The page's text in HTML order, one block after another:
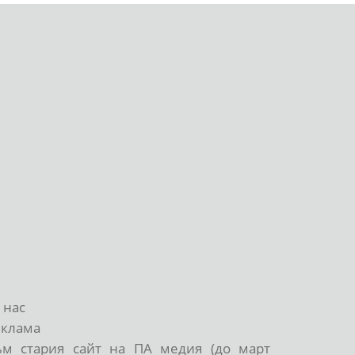
нас
стария сайт на ПА медия (до март